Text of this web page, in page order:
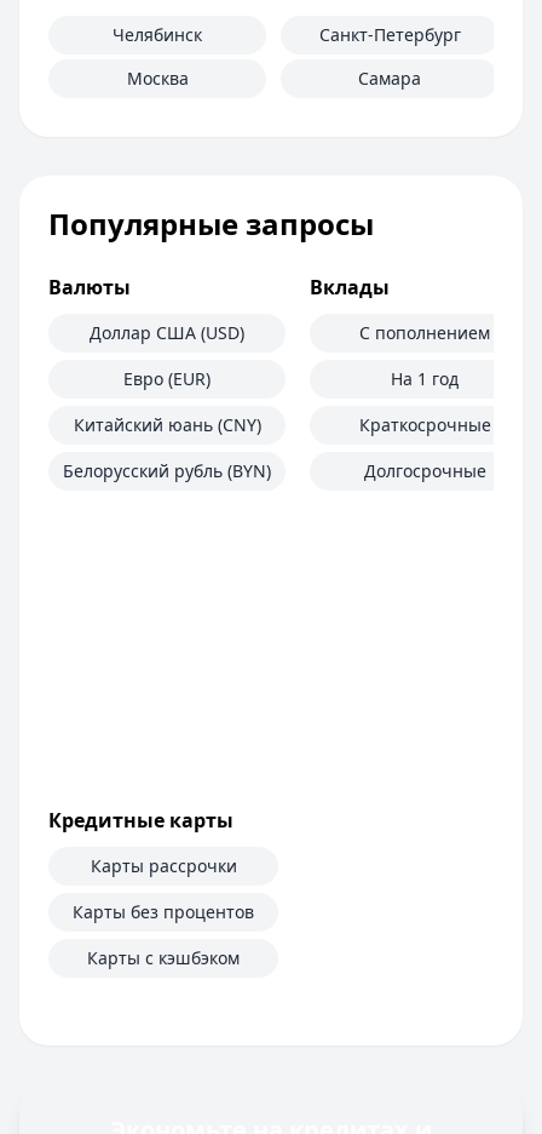
Челябинск
Москва
Санкт-Петербург
Самара
Популярные запросы
Валюты
Доллар США (USD)
Евро (EUR)
Китайский юань (CNY)
Белорусский рубль (BYN)
Вклады
С пополнением
На 1 год
Краткосрочные
Долгосрочные
Кредитные карты
Карты рассрочки
Карты без процентов
Карты с кэшбэком